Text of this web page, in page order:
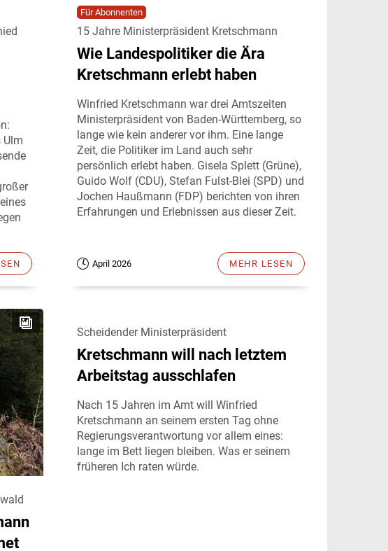
Ulm
Für Abonnenten
15 Jahre Ministerpräsident Kretschmann
Wie Landespolitiker die Ära
Kretschmann erlebt haben
Winfried Kretschmann war drei Amtszeiten
Ministerpräsident von Baden-Württemberg, so
lange wie kein anderer vor ihm. Eine lange
Zeit, die Politiker im Land auch sehr
persönlich erlebt haben. Gisela Splett (Grüne),
Guido Wolf (CDU), Stefan Fulst-Blei (SPD) und
Jochen Haußmann (FDP) berichten von ihren
Erfahrungen und Erlebnissen aus dieser Zeit.
April 2026 MEHR LESEN
Scheidender Ministerpräsident
Kretschmann will nach letztem
Arbeitstag ausschlafen
Nach 15 Jahren im Amt will Winfried
Kretschmann an seinem ersten Tag ohne
Regierungsverantwortung vor allem eines:
lange im Bett liegen bleiben. Was er seinem
früheren Ich raten würde.